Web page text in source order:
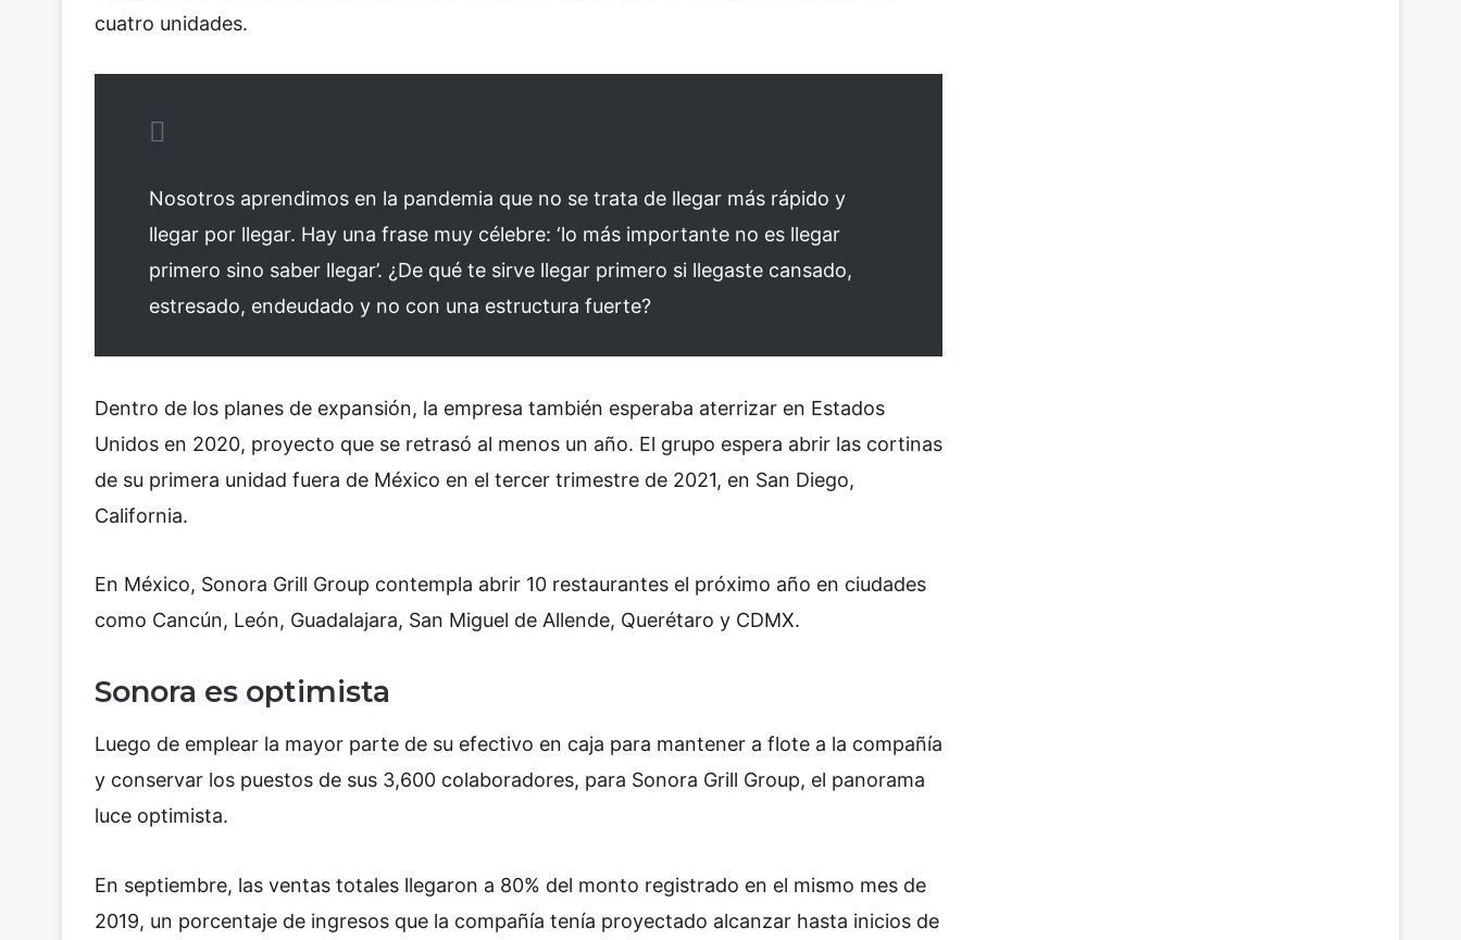
cuatro unidades.
Nosotros aprendimos en la pandemia que no se trata de llegar más rápido y
llegar por llegar. Hay una frase muy célebre: ‘lo más importante no es llegar
primero sino saber llegar’. ¿De qué te sirve llegar primero si llegaste cansado,
estresado, endeudado y no con una estructura fuerte?
Dentro de los planes de expansión, la empresa también esperaba aterrizar en Estados
Unidos en 2020, proyecto que se retrasó al menos un año. El grupo espera abrir las cortinas
de su primera unidad fuera de México en el tercer trimestre de 2021, en San Diego,
California.
En México, Sonora Grill Group contempla abrir 10 restaurantes el próximo año en ciudades
como Cancún, León, Guadalajara, San Miguel de Allende, Querétaro y CDMX.
Sonora es optimista
Luego de emplear la mayor parte de su efectivo en caja para mantener a flote a la compañía
y conservar los puestos de sus 3,600 colaboradores, para Sonora Grill Group, el panorama
luce optimista.
En septiembre, las ventas totales llegaron a 80% del monto registrado en el mismo mes de
2019, un porcentaje de ingresos que la compañía tenía proyectado alcanzar hasta inicios de